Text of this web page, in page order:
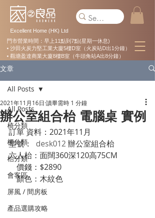
Excellent Home (HK) Ltd
門市營業時間：早上11點到7點(星期一休息)
• 沙田火炭力堅工業大廈5樓D室（火炭站D出1分鐘）
• 觀塘盈達商業大廈8樓B室（牛頭角站A出8分鐘）
文章
All Posts
椅分類
櫃分類
枱分類
會客區
屏風 / 間房板
產品選購攻略
All Posts
辦公室組合枱 電腦桌 實例
2021年11月16日 讀畢需時 1 分鐘
訂單 資料：2021年11月
型號：
desk012 辦公室組合枱
六人枱：面闊360深120高75CM
    價錢：$2890
    顏色：木紋色